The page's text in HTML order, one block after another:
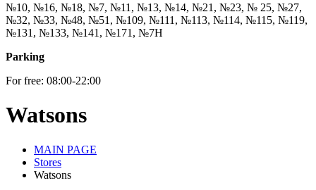
№10, №16, №18, №7, №11, №13, №14, №21, №23, № 25, №27,
№32, №33, №48, №51, №109, №111, №113, №114, №115, №119,
№131, №133, №141, №171, №7Н
Parking
For free: 08:00-22:00
Watsons
MAIN PAGE
Stores
Watsons